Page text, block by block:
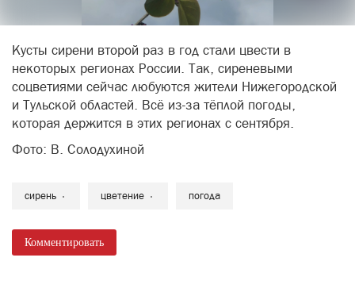
Кусты сирени второй раз в год стали цвести в
некоторых регионах России. Так, сиреневыми
соцветиями сейчас любуются жители Нижегородской
и Тульской областей. Всё из-за тёплой погоды,
которая держится в этих регионах с сентября.
Фото: В. Солодухиной
сирень цветение погода
Комментировать